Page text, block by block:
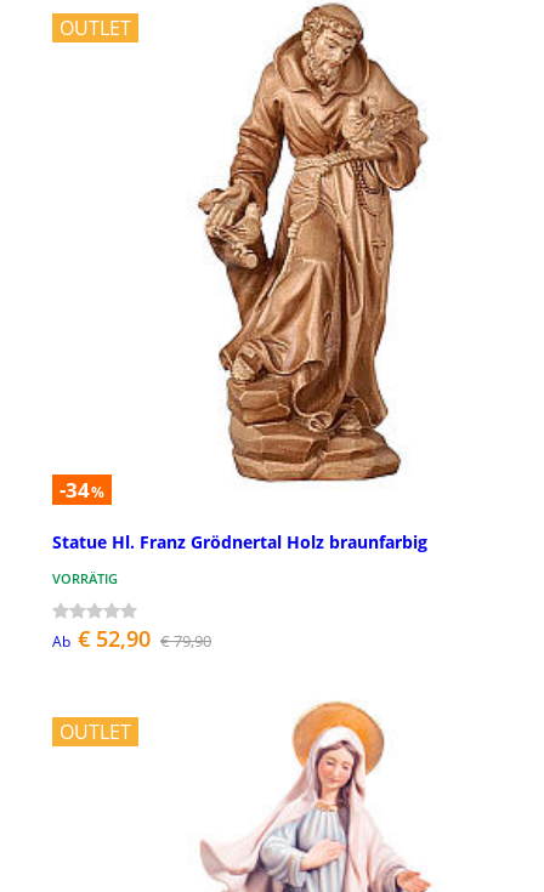
OUTLET
-34%
Statue Hl. Franz Grödnertal Holz braunfarbig
VORRÄTIG
Ab € 52,90 € 79,90
OUTLET